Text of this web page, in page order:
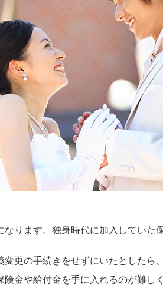
ります。独身時代に加入していた
更の手続きをせずにいたとしたら
金や給付金を手に入れるのが難し